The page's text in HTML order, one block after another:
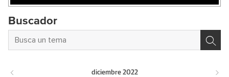
Buscador
diciembre 2022